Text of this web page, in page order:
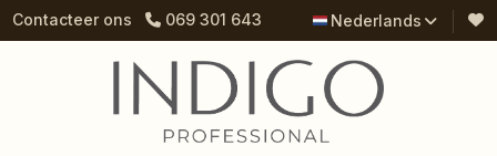
Contacteer ons 069 301 643 Nederlands